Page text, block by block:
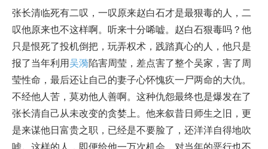
张长清临死有二叹，一叹原来赵白石才是最狠毒的人，二
叹他原来也不这样啊。听来十分唏嘘。赵白石狠毒吗？他
只是恨死了投机倒把，玩弄权术，践踏真心的人，他只是
报了当年利用吴漪陷害周莹，差点害了整个吴家，害了周
莹性命，最后还让自己的妻子心怀愧疚一尸两命的大仇。
不经他人苦，莫劝他人善啊。这种仇怨最终也是爆发在了
张长清自己从未改变的贪婪上。他来叙昔日师生之旧，更
是来谋他日富贵之职，已经是不要脸了，还洋洋自得地吹
嘘。这样的人，即便给他一万次机会，对当年的恶行也不